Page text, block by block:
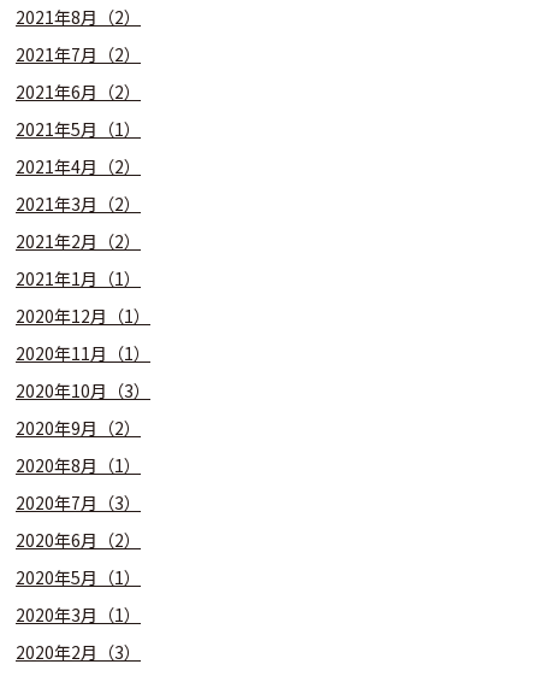
2021年8月（2）
2021年7月（2）
2021年6月（2）
2021年5月（1）
2021年4月（2）
2021年3月（2）
2021年2月（2）
2021年1月（1）
2020年12月（1）
2020年11月（1）
2020年10月（3）
2020年9月（2）
2020年8月（1）
2020年7月（3）
2020年6月（2）
2020年5月（1）
2020年3月（1）
2020年2月（3）